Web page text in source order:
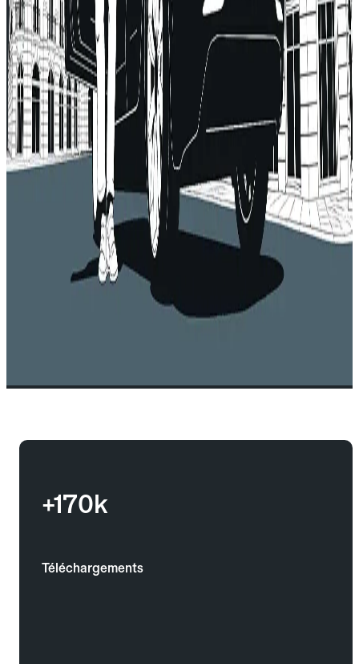
+170k
Téléchargements